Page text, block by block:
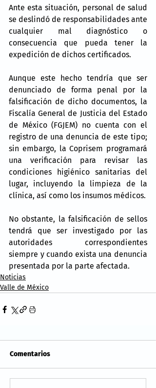
Ante esta situación, personal de salud
se deslindó de responsabilidades ante
cualquier mal diagnóstico o
consecuencia que pueda tener la
expedición de dichos certificados.
Aunque este hecho tendría que ser
denunciado de forma penal por la
falsificación de dicho documentos, la
Fiscalía General de Justicia del Estado
de México (FGJEM) no cuenta con el
registro de una denuncia de este tipo;
sin embargo, la Coprisem programará
una verificación para revisar las
condiciones higiénico sanitarias del
lugar, incluyendo la limpieza de la
clínica, así como los insumos médicos.
No obstante, la falsificación de sellos
tendrá que ser investigado por las
autoridades correspondientes
siempre y cuando exista una denuncia
presentada por la parte afectada.
Noticias
Valle de México
Comentarios